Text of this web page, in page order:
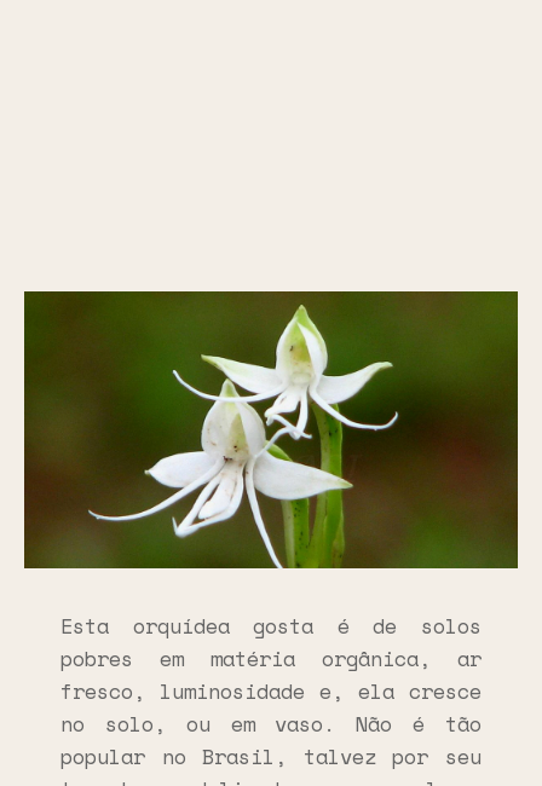
Esta orquídea gosta é de solos
pobres em matéria orgânica, ar
fresco, luminosidade e, ela cresce
no solo, ou em vaso. Não é tão
popular no Brasil, talvez por seu